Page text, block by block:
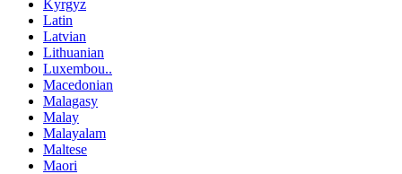
Kyrgyz
Latin
Latvian
Lithuanian
Luxembou..
Macedonian
Malagasy
Malay
Malayalam
Maltese
Maori